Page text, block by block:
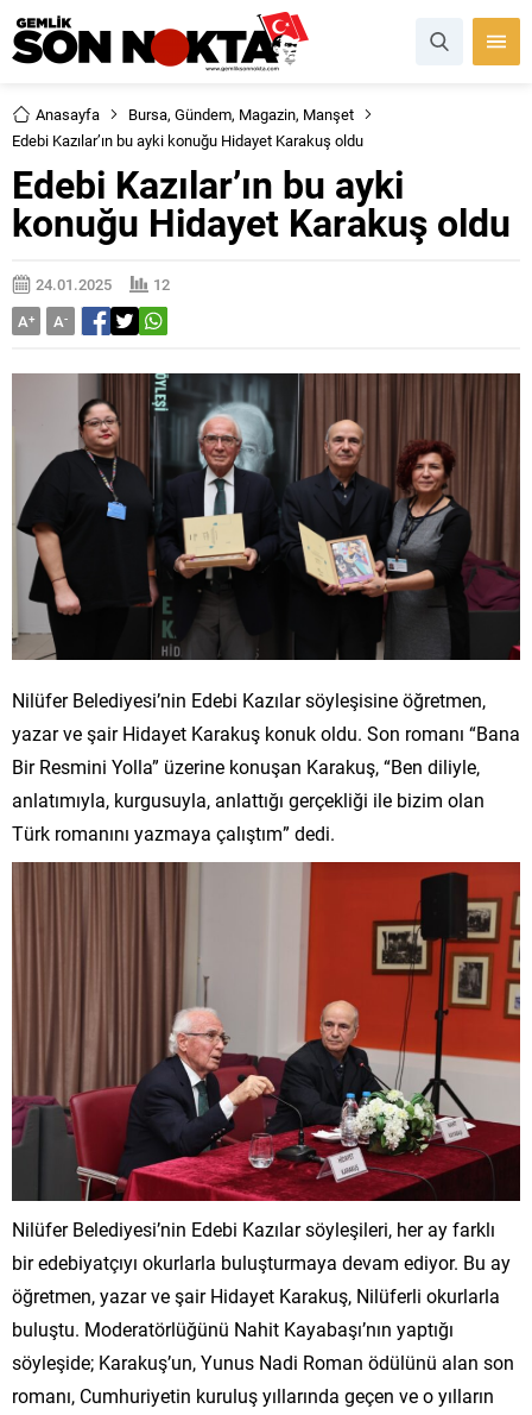
Anasayfa Bursa, Gündem, Magazin, Manşet
Edebi Kazılar’ın bu ayki konuğu Hidayet Karakuş oldu
Edebi Kazılar’ın bu ayki
konuğu Hidayet Karakuş oldu
24.01.2025
12
A+ A-
Nilüfer Belediyesi’nin Edebi Kazılar söyleşisine öğretmen,
yazar ve şair Hidayet Karakuş konuk oldu. Son romanı “Bana
Bir Resmini Yolla” üzerine konuşan Karakuş, “Ben diliyle,
anlatımıyla, kurgusuyla, anlattığı gerçekliği ile bizim olan
Türk romanını yazmaya çalıştım” dedi.
Nilüfer Belediyesi’nin Edebi Kazılar söyleşileri, her ay farklı
bir edebiyatçıyı okurlarla buluşturmaya devam ediyor. Bu ay
öğretmen, yazar ve şair Hidayet Karakuş, Nilüferli okurlarla
buluştu. Moderatörlüğünü Nahit Kayabaşı’nın yaptığı
söyleşide; Karakuş’un, Yunus Nadi Roman ödülünü alan son
romanı, Cumhuriyetin kuruluş yıllarında geçen ve o yılların